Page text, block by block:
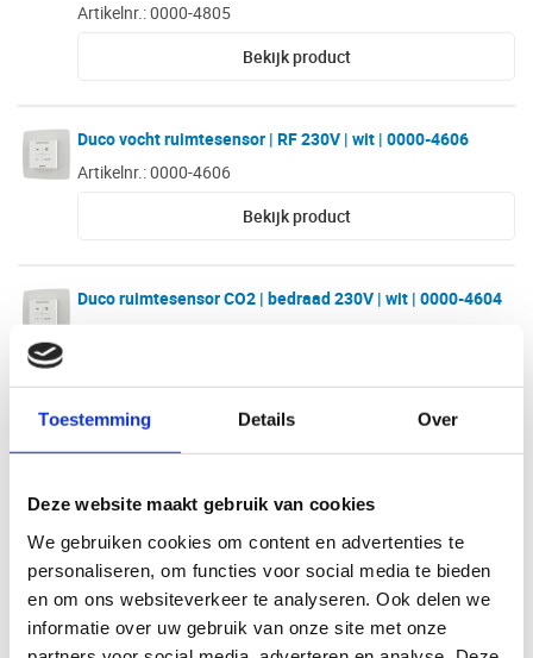
Toestemming Details Over
Deze website maakt gebruik van cookies
We gebruiken cookies om content en advertenties te
personaliseren, om functies voor social media te bieden
en om ons websiteverkeer te analyseren. Ook delen we
informatie over uw gebruik van onze site met onze
Artikelnr.: 0000-4805
Bekijk product
Duco vocht ruimtesensor | RF 230V | wit | 0000-4606
Artikelnr.: 0000-4606
Bekijk product
Duco ruimtesensor CO2 | bedraad 230V | wit | 0000-4604
Duco bedieningsschakelaar | RF batterij | wit
Bekijk product
Duco vocht ruimtesensor | RF 230V | 0000-4605
Artikelnr.: 0000-4605